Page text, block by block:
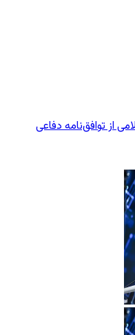
از توافق‌نامه دفاعی